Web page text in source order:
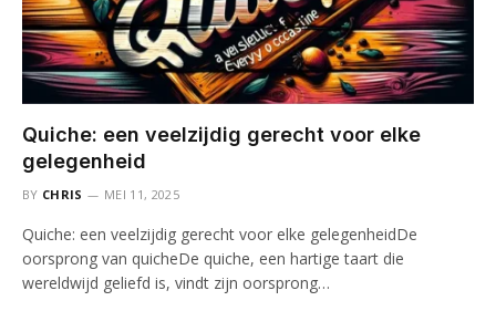
Quiche: een veelzijdig gerecht voor elke
gelegenheid
BY CHRIS MEI 11, 2025
Quiche: een veelzijdig gerecht voor elke gelegenheidDe
oorsprong van quicheDe quiche, een hartige taart die
wereldwijd geliefd is, vindt zijn oorsprong…